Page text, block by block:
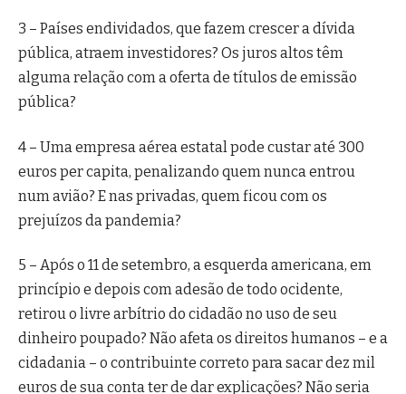
3 – Países endividados, que fazem crescer a dívida
pública, atraem investidores? Os juros altos têm
alguma relação com a oferta de títulos de emissão
pública?
4 – Uma empresa aérea estatal pode custar até 300
euros per capita, penalizando quem nunca entrou
num avião? E nas privadas, quem ficou com os
prejuízos da pandemia?
5 – Após o 11 de setembro, a esquerda americana, em
princípio e depois com adesão de todo ocidente,
retirou o livre arbítrio do cidadão no uso de seu
dinheiro poupado? Não afeta os direitos humanos – e a
cidadania – o contribuinte correto para sacar dez mil
euros de sua conta ter de dar explicações? Não seria